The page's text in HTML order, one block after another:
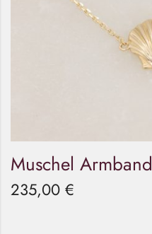
Muschel Armband
235,00 €